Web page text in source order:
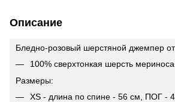
Описание
Бледно-розовый шерстяной джемпер
100% сверхтонкая шерсть мериноса
Размеры:
ХS - длина по спине - 56 см, ПОГ -